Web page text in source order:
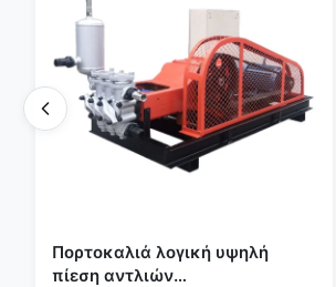
Πορτοκαλιά λογική υψηλή
πίεση αντλιών